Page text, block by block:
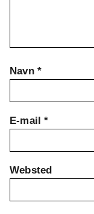
Navn *
E-mail*
Websted